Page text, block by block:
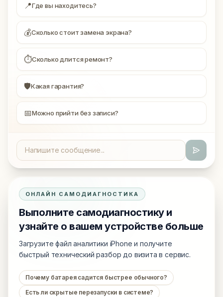
📍Где вы находитесь?
💰Сколько стоит замена экрана?
⏱Сколько длится ремонт?
🛡Какая гарантия?
📅Можно прийти без записи?
ОНЛАЙН САМОДИАГНОСТИКА
Выполните самодиагностику и
узнайте о вашем устройстве больше
Загрузите файл аналитики iPhone и получите
быстрый технический разбор до визита в сервис.
Почему батарея садится быстрее обычного?
Есть ли скрытые перезапуски в системе?